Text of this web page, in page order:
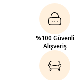
%100 Güvenli
Alışveriş